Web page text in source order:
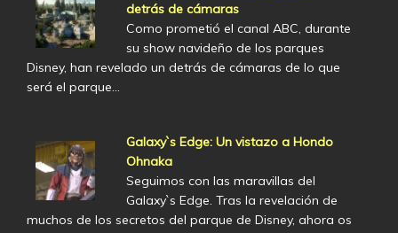
detrás de cámaras
Como prometió el canal ABC, durante
su show navideño de los parques
Disney, han revelado un detrás de cámaras de lo que
será el parque…
Galaxy`s Edge: Un vistazo a Hondo
Ohnaka
Seguimos con las maravillas del
Galaxy`s Edge. Tras la revelación de
muchos de los secretos del parque de Disney, ahora os